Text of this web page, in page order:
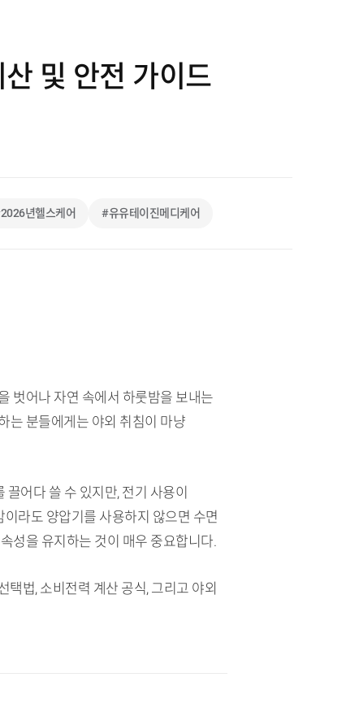
및 안전 가이드
년헬스케어 #유유테이진메디케어
벗어나 자연 속에서 하룻밤을 보내는
는 분들에게는 야외 취침이 마냥
어다 쓸 수 있지만, 전기 사용이
라도 양압기를 사용하지 않으면 수면
성을 유지하는 것이 매우 중요합니다.
법, 소비전력 계산 공식, 그리고 야외